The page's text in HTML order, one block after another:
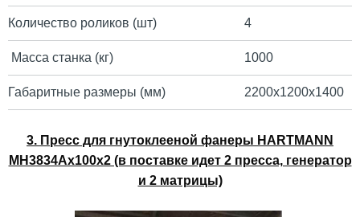
Количество роликов (шт) 4
Масса станка (кг) 1000
Габаритные размеры (мм) 2200х1200х1400
3. Пресс для гнутоклееной фанеры HARTMANN
MH3834Ax100x2 (в поставке идет 2 пресса, генератор
и 2 матрицы)